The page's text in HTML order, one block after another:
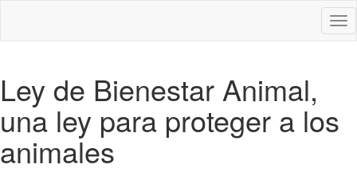
Ley de Bienestar Animal,
una ley para proteger a los
animales